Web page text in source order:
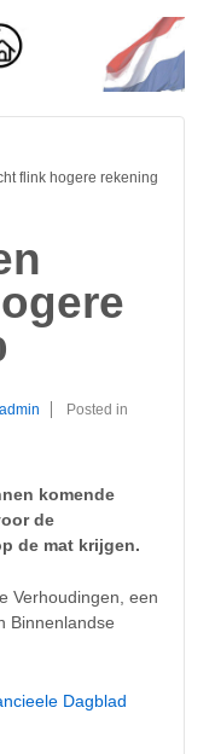
flink hogere rekening
admin
Posted in
komende
de
de mat krijgen.
Verhoudingen, een
Binnenlandse
Dagblad